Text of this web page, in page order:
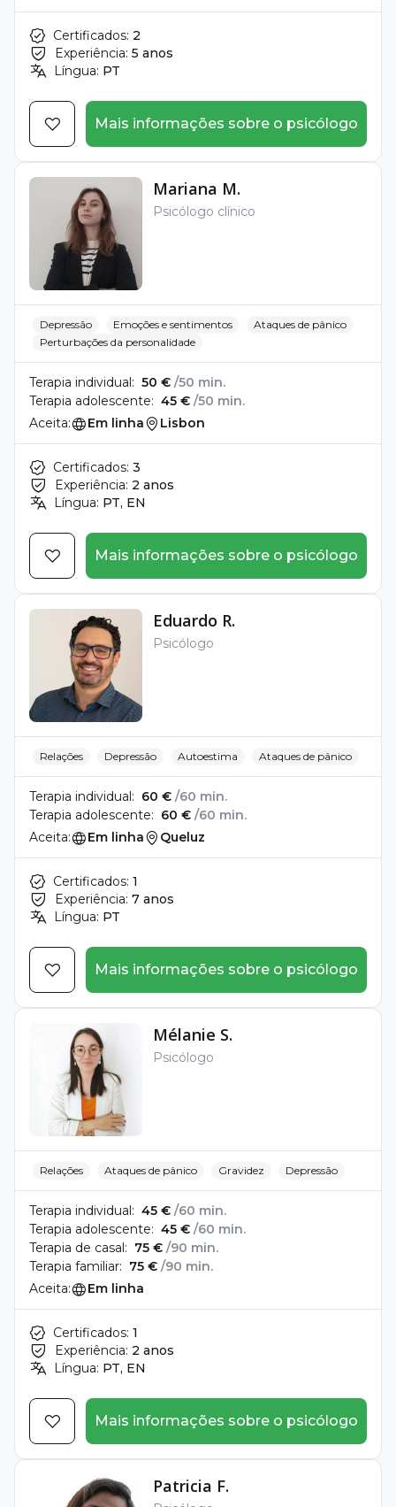
Certificados: 2
Experiência: 5 anos
Língua: PT
Mais informações sobre o psicólogo
Mariana M.
Psicólogo clínico
Depressão Emoções e sentimentos
Ataques de pânico
Perturbações da personalidade
Terapia individual: 50 € /50 min.
Terapia adolescente: 45 € /50 min.
Aceita:
Em linha Lisbon
Certificados: 3
Experiência: 2 anos
Língua: PT, EN
Mais informações sobre o psicólogo
Eduardo R.
Psicólogo
Relações Depressão Autoestima Ataques de pânico
Terapia individual: 60 € /60 min.
Terapia adolescente: 60 € /60 min.
Aceita:
Em linha Queluz
Certificados: 1
Experiência: 7 anos
Língua: PT
Mais informações sobre o psicólogo
Mélanie S.
Psicólogo
Relações Ataques de pânico Gravidez Depressão
Terapia individual: 45 € /60 min.
Terapia adolescente: 45 € /60 min.
Terapia de casal: 75 € /90 min.
Terapia familiar: 75 € /90 min.
Aceita:
Em linha
Certificados: 1
Experiência: 2 anos
Língua: PT, EN
Mais informações sobre o psicólogo
Patricia F.